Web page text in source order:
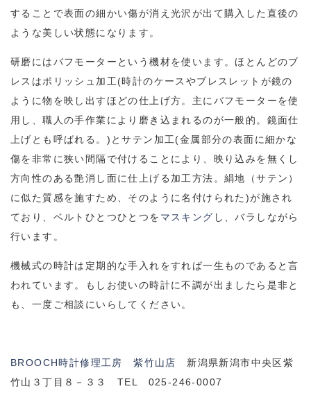
することで表面の細かい傷が消え光沢が出て購入した直後の
ような美しい状態になります。
研磨にはバフモーターという機材を使います。ほとんどのブ
レスはポリッシュ加工(時計のケースやブレスレットが鏡の
ように物を映し出すほどの仕上げ方。主にバフモーターを使
用し、職人の手作業により磨き込まれるのが一般的。鏡面仕
上げとも呼ばれる。 ) とサテン加工(金属部分の表面に細かな
傷を非常に狭い間隔で付けることにより、映り込みを無くし
方向性のある艶消し面に仕上げる加工方法。絹地（サテン）
に似た質感を施すため、そのように名付けられた )が施され
ており、ベルトひとつひとつを マスキング し、バラしながら
行います。
機械式の時計は定期的な手入れをすれば一生ものであると言
われています。もしお使いの時計に不調が出ましたら是非と
も、一度ご相談にいらしてください。
BROOCH時計修理工房 紫竹山店
新潟県新潟市中央区紫
竹山３丁目８－３３ TEL 025-246-0007